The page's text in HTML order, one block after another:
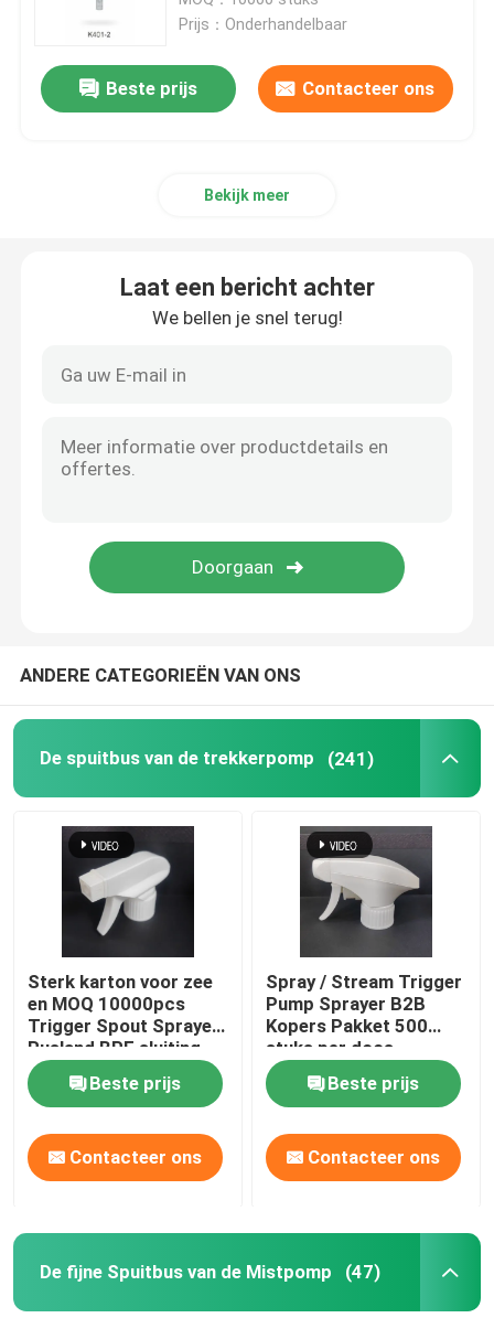
De Pomp van de lotionautomaat
pompfles zonder lucht
Creditcardspuitbus
Plastic GLB
Deodorantstok
Kunststof crèmepomp
Glazen fles
Prijs：Onderhandelbaar
Beste prijs Contacteer ons
Bekijk meer
Laat een bericht achter
We bellen je snel terug!
ANDERE CATEGORIEËN VAN ONS
De spuitbus van de trekkerpomp (241)
Sterk karton voor zee
en MOQ 10000pcs
Trigger Spout Sprayer
Rusland BPF sluiting
Beste prijs
Contacteer ons
Spray / Stream Trigger
Pump Sprayer B2B
Kopers Pakket 500
stuks per doos
Beste prijs
Contacteer ons
De fijne Spuitbus van de Mistpomp (47)